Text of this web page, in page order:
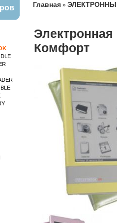
Главная »
Электронная
Комфорт